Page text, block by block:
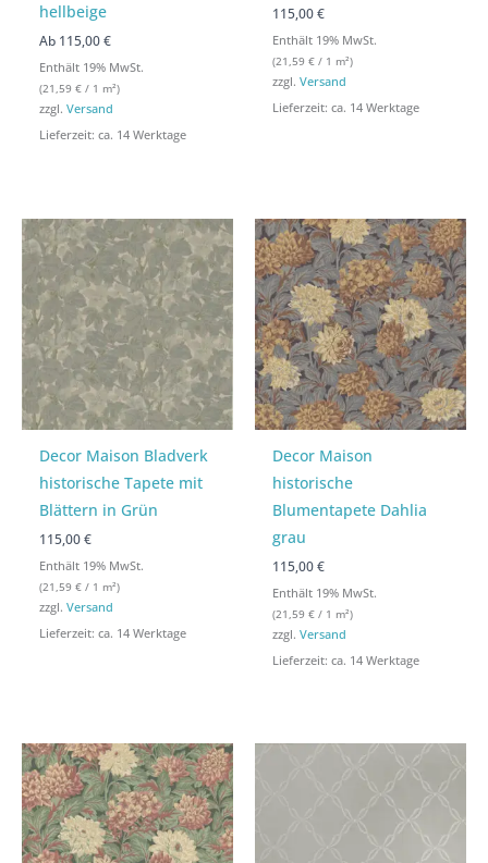
hellbeige
Ab 115,00€
Enthält 19% MwSt.
(21,59€ / 1 m²)
zzgl.Versand
Lieferzeit: ca. 14 Werktage
115,00 €
Enthält 19% MwSt.
(21,59€ / 1 m²)
zzgl.Versand
Lieferzeit: ca. 14 Werktage
Decor Maison Bladverk
historische Tapete mit
Blättern in Grün
115,00 €
Enthält 19% MwSt.
(21,59€ / 1 m²)
zzgl.Versand
Lieferzeit: ca. 14 Werktage
Decor Maison
historische
Blumentapete Dahlia
grau
115,00 €
Enthält 19% MwSt.
(21,59€ / 1 m²)
zzgl.Versand
Lieferzeit: ca. 14 Werktage